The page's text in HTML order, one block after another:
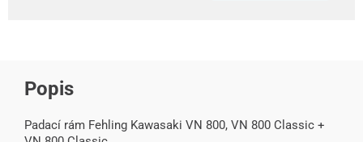
Popis
Padací rám Fehling Kawasaki VN 800, VN 800 Classic +